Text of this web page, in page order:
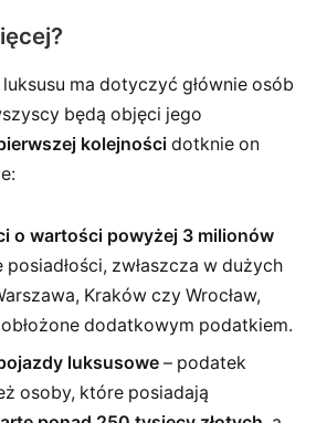
ma dotyczyć głównie osób
będą objęci jego
kolejności dotknie on
o wartości powyżej 3 milionów
posiadłości, zwłaszcza w dużych
Kraków czy Wrocław,
dodatkowym podatkiem.
luksusowe – podatek
osoby, które posiadają